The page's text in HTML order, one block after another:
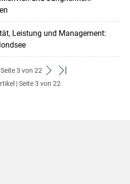
Leistung und Management:
Seite 3 von 22
weiter
zum
zum
| Seite 3 von 22